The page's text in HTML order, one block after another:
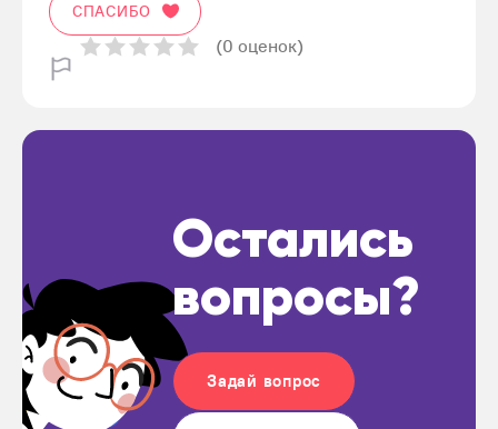
СПАСИБО
(0 оценок)
Остались
вопросы?
Задай вопрос